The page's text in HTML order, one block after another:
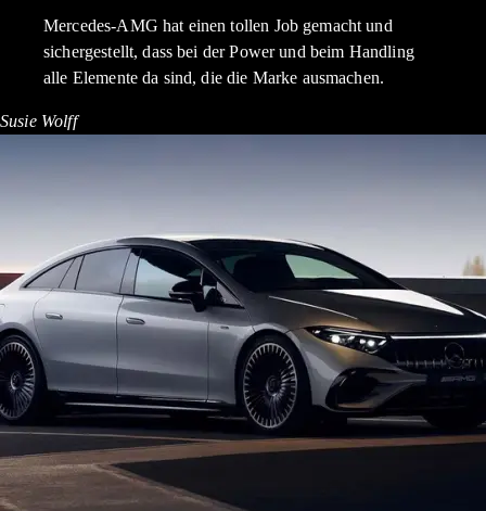
Mercedes-AMG hat einen tollen Job gemacht und
sichergestellt, dass bei der Power und beim Handling
alle Elemente da sind, die die Marke ausmachen.
Susie Wolff